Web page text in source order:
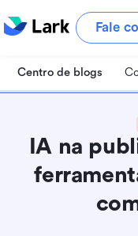
Fale
Centro de blogs
IA na